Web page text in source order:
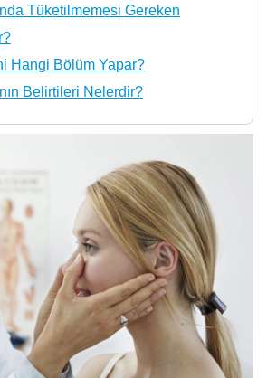
Tüketilmemesi Gereken
Hangi Bölüm Yapar?
Belirtileri Nelerdir?